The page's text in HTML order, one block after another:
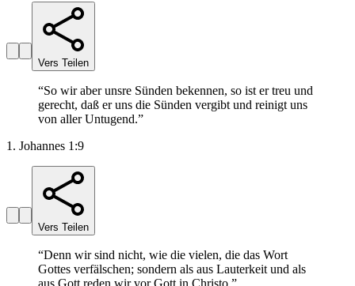
Vers Teilen
“So wir aber unsre Sünden bekennen, so ist er treu und
gerecht, daß er uns die Sünden vergibt und reinigt uns
von aller Untugend.”
1. Johannes 1:9
Vers Teilen
“Denn wir sind nicht, wie die vielen, die das Wort
Gottes verfälschen; sondern als aus Lauterkeit und als